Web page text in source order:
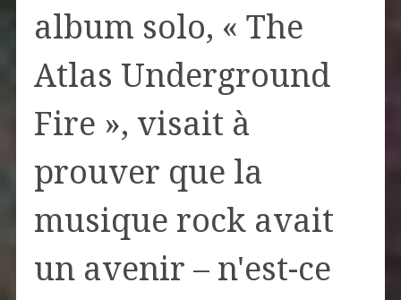
album solo, « The
Atlas Underground
Fire », visait à
prouver que la
musique rock avait
un avenir – n'est-ce